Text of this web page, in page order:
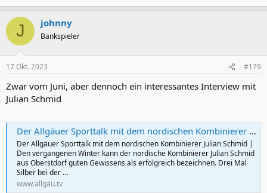
J johnny
Bankspieler
17 Okt. 2023 #179
Zwar vom Juni, aber dennoch ein interessantes Interview mit
Julian Schmid
Der Allgäuer Sporttalk mit dem nordischen Kombinierer Julian Schmid
Der Allgäuer Sporttalk mit dem nordischen Kombinierer Julian Schmid |
Den vergangenen Winter kann der nordische Kombinierer Julian Schmid
aus Oberstdorf guten Gewissens als erfolgreich bezeichnen. Drei Mal
Silber bei der …
www.allgäu.tv